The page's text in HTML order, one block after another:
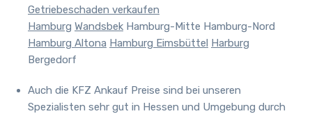
Getriebeschaden verkaufen
Hamburg Wandsbek Hamburg-Mitte Hamburg-Nord
Hamburg Altona Hamburg Eimsbüttel Harburg
Bergedorf
Auch die KFZ Ankauf Preise sind bei unseren
Spezialisten sehr gut in Hessen und Umgebung durch